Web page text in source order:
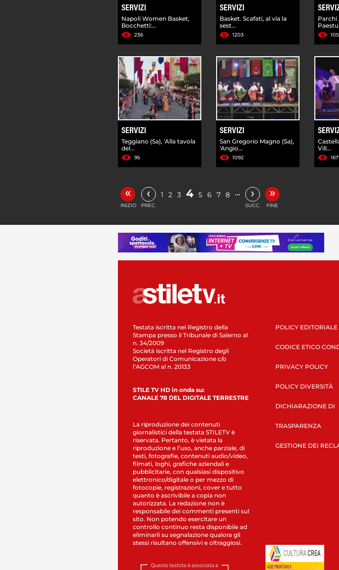
SERVIZI
Napoli Women Basket,
Bocchetti:...
236
SERVIZI
Basket. Scafati, al via la
sest...
1203
Parchi
105
SERVIZI
Teggiano (Sa), 'Alla tavola
del...
95
SERVIZI
San Gregorio Magno (Sa),
'Angio...
1092
Vill...
167
«
INIZIO
‹
PREC.
1 2 3 4 5 6 7 8 … ›
SUCC.
»
FINE
Testata iscritta nel Registro della
Stampa presso il Tribunale di Salerno al
n. 34/2009
Società iscritta nel Registro degli
Operatori di Comunicazione c/o
l’AGCOM al n. 20133
STILE TV HD in onda su:
CANALE 78 DEL DIGITALE TERRESTRE
La riproduzione dei contenuti
giornalistici della testata STILETV è
riservata. Pertanto, è vietata la
riproduzione e l’uso, anche parziale, di
testi, fotografie, contenuti audio/video,
filmati, loghi, grafiche aziendali e
pubblicitarie, con qualsiasi dispositivo
elettronico/digitale o per mezzo di
fotocopie, registrazioni, cover e tutto
quanto è ascrivibile a copia non
autorizzata. La redazione non è
responsabile dei commenti presenti sul
sito. Non potendo esercitare un
controllo continuo resta disponibile ad
eliminarli su segnalazione qualora gli
stessi risultano offensivi e oltraggiosi.
POLICY EDITORIALE
CODICE ETICO
PRIVACY POLICY
POLICY DIVERSITÀ
DICHIARAZIONE DI
TRASPARENZA
GESTIONE DEI